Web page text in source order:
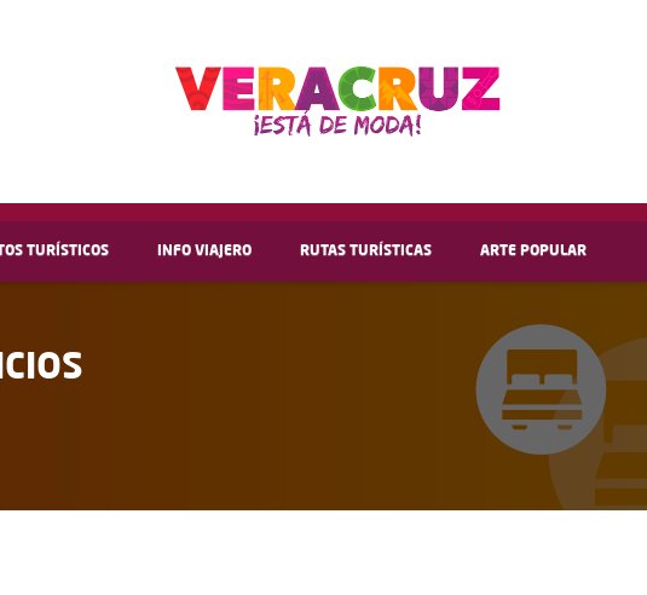
TURÍSTICOS INFO VIAJERO RUTAS TURÍSTICAS ARTE POPULAR